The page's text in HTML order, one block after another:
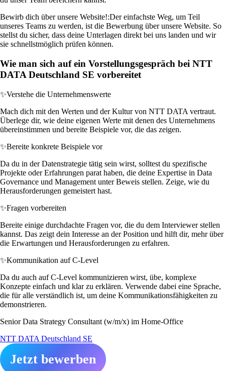
Bewirb dich über unsere Website!:Der einfachste Weg, um Teil
unseres Teams zu werden, ist die Bewerbung über unsere Website. So
stellst du sicher, dass deine Unterlagen direkt bei uns landen und wir
sie schnellstmöglich prüfen können.
Wie man sich auf ein Vorstellungsgespräch bei NTT
DATA Deutschland SE vorbereitet
✨Verstehe die Unternehmenswerte
Mach dich mit den Werten und der Kultur von NTT DATA vertraut.
Überlege dir, wie deine eigenen Werte mit denen des Unternehmens
übereinstimmen und bereite Beispiele vor, die das zeigen.
✨Bereite konkrete Beispiele vor
Da du in der Datenstrategie tätig sein wirst, solltest du spezifische
Projekte oder Erfahrungen parat haben, die deine Expertise in Data
Governance und Management unter Beweis stellen. Zeige, wie du
Herausforderungen gemeistert hast.
✨Fragen vorbereiten
Bereite einige durchdachte Fragen vor, die du dem Interviewer stellen
kannst. Das zeigt dein Interesse an der Position und hilft dir, mehr über
die Erwartungen und Herausforderungen zu erfahren.
✨Kommunikation auf C-Level
Da du auch auf C-Level kommunizieren wirst, übe, komplexe
Konzepte einfach und klar zu erklären. Verwende dabei eine Sprache,
die für alle verständlich ist, um deine Kommunikationsfähigkeiten zu
demonstrieren.
Senior Data Strategy Consultant (w/m/x) im Home-Office
NTT DATA Deutschland SE
Jetzt bewerben